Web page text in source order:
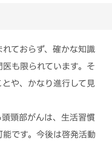
ておらず、確かな知識
も限られています。そ
や、かなり進行して見
頸部がんは、生活習慣
です。今後は啓発活動